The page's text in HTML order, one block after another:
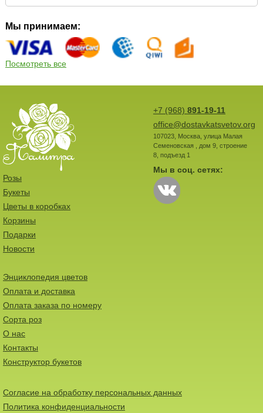
Мы принимаем:
Посмотреть все
+7 (968) 891-19-11
office@dostavkatsvetov.org
107023, Москва, улица Малая
Семеновская , дом 9, строение
8, подъезд 1
Мы в соц. сетях:
Розы
Букеты
Цветы в коробках
Корзины
Подарки
Новости
Энциклопедия цветов
Оплата и доставка
Оплата заказа по номеру
Сорта роз
О нас
Контакты
Конструктор букетов
Согласие на обработку персональных данных
Политика конфиденциальности